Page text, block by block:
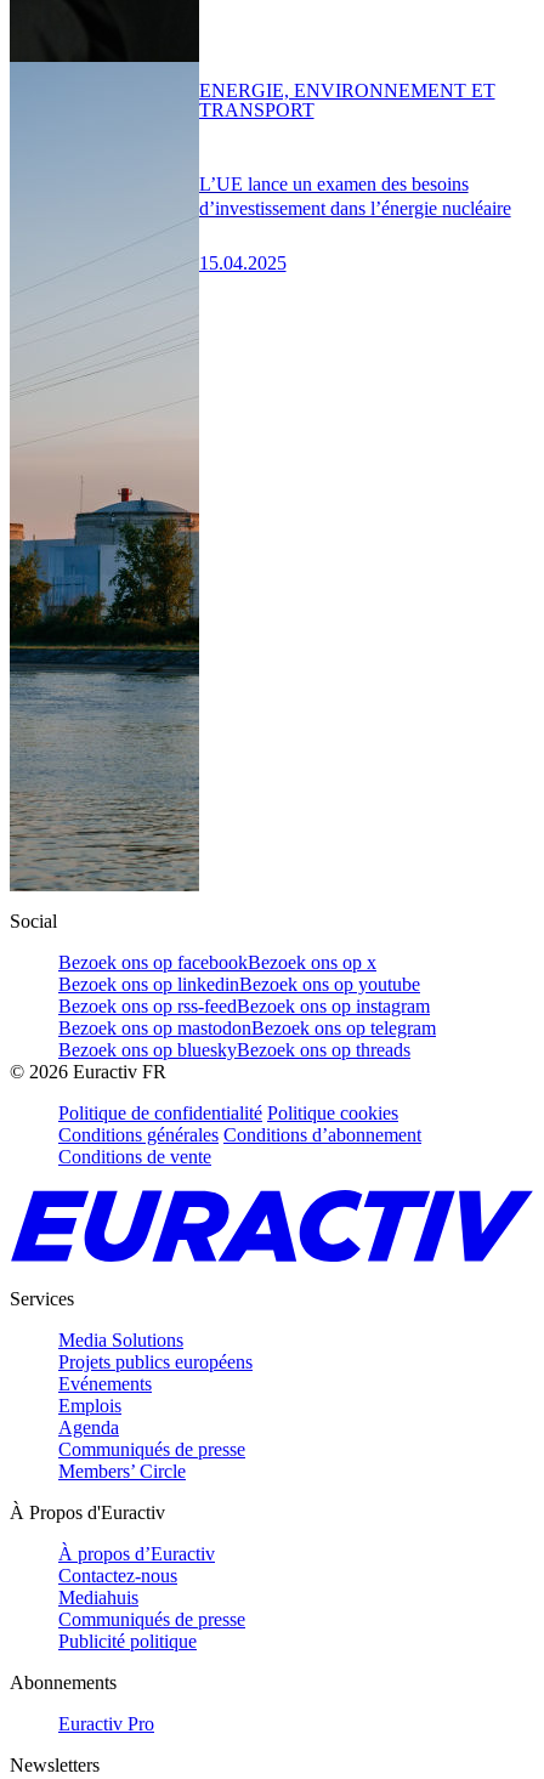
L’UE lance un examen des besoins
d’investissement dans l’énergie nucléaire
15.04.2025
ENERGIE, ENVIRONNEMENT ET
TRANSPORT
Social
Bezoek ons op facebookBezoek ons op x
Bezoek ons op linkedinBezoek ons op youtube
Bezoek ons op rss-feedBezoek ons op instagram
Bezoek ons op mastodonBezoek ons op telegram
Bezoek ons op blueskyBezoek ons op threads
© 2026 Euractiv FR
Politique de confidentialité Politique cookies
Conditions générales Conditions d’abonnement
Conditions de vente
Services
Media Solutions
Projets publics européens
Evénements
Emplois
Agenda
Communiqués de presse
Members’ Circle
À Propos d'Euractiv
À propos d’Euractiv
Contactez-nous
Mediahuis
Communiqués de presse
Publicité politique
Abonnements
Euractiv Pro
Newsletters